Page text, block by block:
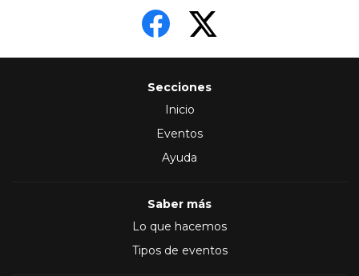
Secciones
Inicio
Eventos
Ayuda
Saber más
Lo que hacemos
Tipos de eventos